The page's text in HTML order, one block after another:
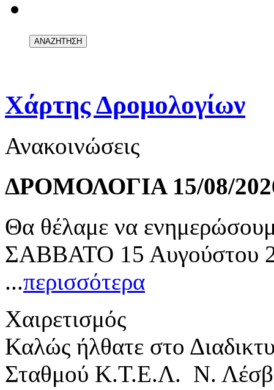
Χάρτης Δρομολογίων
Ανακοινώσεις
ΔΡΟΜΟΛΟΓΙΑ 15/08/
Θα θέλαμε να
ΣΑΒΒΑΤΟ 15 Αυγούστου
...περισσότερα
Χαιρετισμός
Καλώς ήλθατε στο
Σταθμού Κ.Τ.Ε.Λ. Ν.